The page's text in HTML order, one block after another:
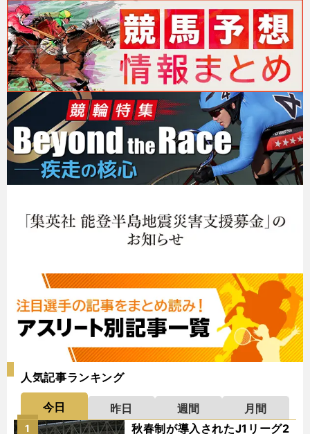
人気記事ランキング
今日 昨日 週間
月間
秋春制が導入されたJ1リーグ2
1